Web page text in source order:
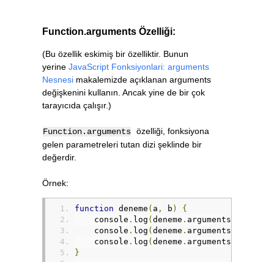
Function.arguments Özelliği:
(Bu özellik eskimiş bir özelliktir. Bunun
yerine JavaScript Fonksiyonlari: arguments
Nesnesi makalemizde açıklanan arguments
değişkenini kullanın. Ancak yine de bir çok
tarayıcıda çalışır.)
Function.arguments özelliği, fonksiyona
gelen parametreleri tutan dizi şeklinde bir
değerdir.
Örnek:
function deneme ( a , b )
{
    console
. log ( deneme . arguments
    console
. log ( deneme . arguments
    console
. log ( deneme . arguments
}